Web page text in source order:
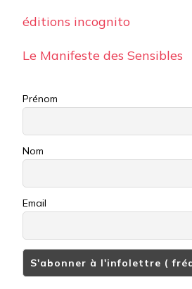
éditions incognito
Le Manifeste des Sensibles
Prénom
Nom
Email